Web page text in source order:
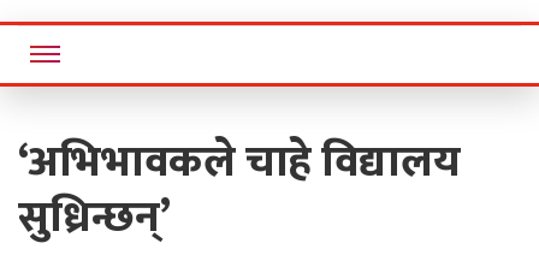
Bisaunee
‘अभिभावकले चाहे विद्यालय
सुध्रिन्छन्’